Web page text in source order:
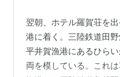
翌朝、ホテル羅賀荘を
港に着く。三陸鉄道田
平井賀漁港にあるひら
両を模している。これ